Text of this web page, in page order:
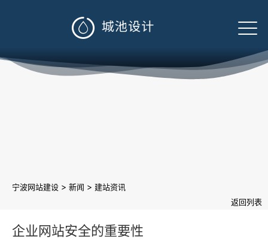

宁波网站建设 > 新闻 > 建站资讯
返回列表
企业网站安全的重要性